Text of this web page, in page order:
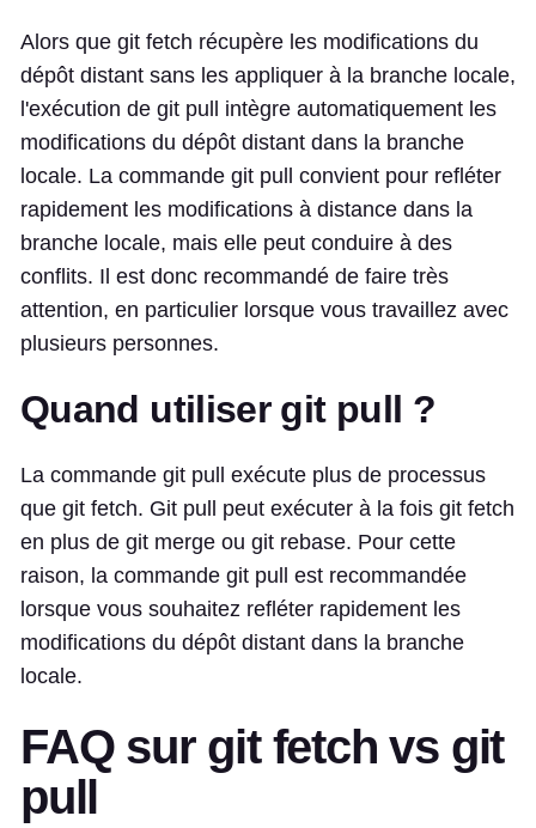
Alors que git fetch récupère les modifications du
dépôt distant sans les appliquer à la branche locale,
l'exécution de git pull intègre automatiquement les
modifications du dépôt distant dans la branche
locale. La commande git pull convient pour refléter
rapidement les modifications à distance dans la
branche locale, mais elle peut conduire à des
conflits. Il est donc recommandé de faire très
attention, en particulier lorsque vous travaillez avec
plusieurs personnes.
Quand utiliser git pull ?
La commande git pull exécute plus de processus
que git fetch. Git pull peut exécuter à la fois git fetch
en plus de git merge ou git rebase. Pour cette
raison, la commande git pull est recommandée
lorsque vous souhaitez refléter rapidement les
modifications du dépôt distant dans la branche
locale.
FAQ sur git fetch vs git
pull